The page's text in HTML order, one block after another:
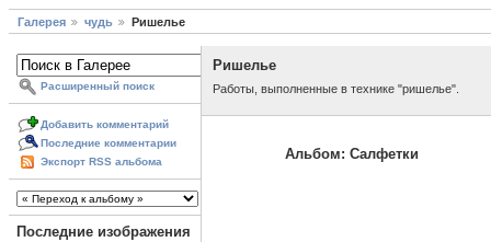
Галерея чудь Ришелье
Расширенный поиск
Добавить комментарий
Последние комментарии
Экспорт RSS альбома
Последние изображения
Ришелье
Работы, выполненные в технике "ришелье".
Альбом: Салфетки